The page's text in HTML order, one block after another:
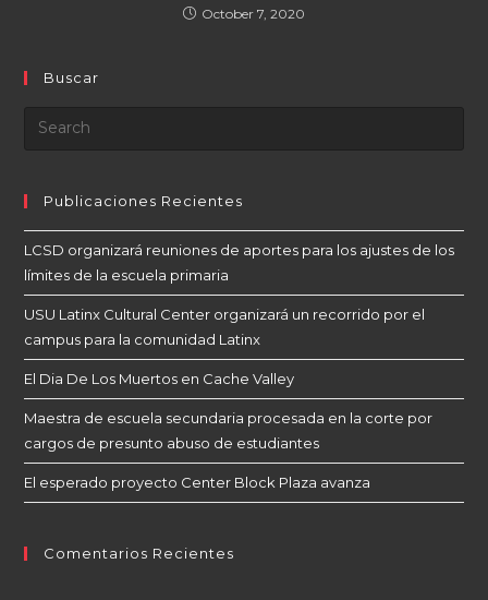
October 7, 2020
Buscar
Publicaciones Recientes
LCSD organizará reuniones de aportes para los ajustes de los
límites de la escuela primaria
USU Latinx Cultural Center organizará un recorrido por el
campus para la comunidad Latinx
El Dia De Los Muertos en Cache Valley
Maestra de escuela secundaria procesada en la corte por
cargos de presunto abuso de estudiantes
El esperado proyecto Center Block Plaza avanza
Comentarios Recientes